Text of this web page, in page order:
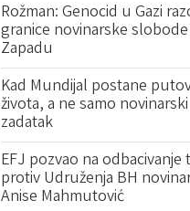
Rožman: Genocid u Gazi
granice novinarske
Zapadu
Kad Mundijal postane
života, a ne samo novinarski
zadatak
EFJ pozvao na odbacivanje
protiv Udruženja BH
Anise Mahmutović